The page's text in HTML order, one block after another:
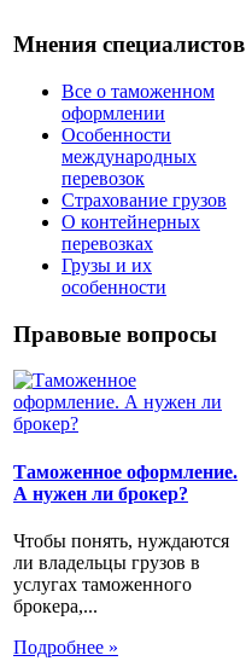
Мнения специалистов
Все о таможенном
оформлении
Особенности
международных
перевозок
Страхование грузов
О контейнерных
перевозках
Грузы и их
особенности
Правовые вопросы
Таможенное оформление.
А нужен ли брокер?
Чтобы понять, нуждаются
ли владельцы грузов в
услугах таможенного
брокера,...
Подробнее »